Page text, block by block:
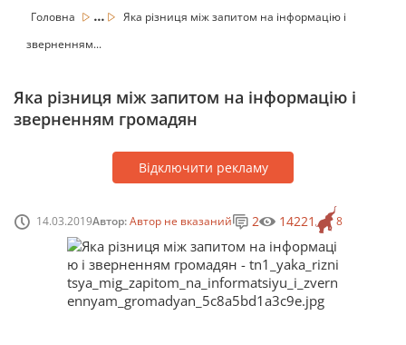
Головна ...
Яка різниця між запитом на інформацію і
зверненням...
Яка різниця між запитом на інформацію і
зверненням громадян
Відключити рекламу
14.03.2019Автор:Автор не вказаний 8
2 14221